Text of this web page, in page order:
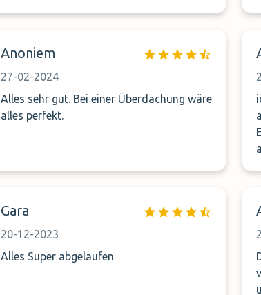
Anoniem
27-02-2024
Alles sehr gut. Bei einer Überdachung wäre
alles perfekt.
Gara
20-12-2023
Alles Super abgelaufen